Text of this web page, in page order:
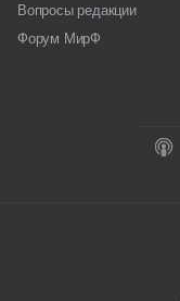
Вопросы редакции
Форум МирФ